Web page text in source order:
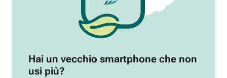
Hai un vecchio smartphone che non
usi più?